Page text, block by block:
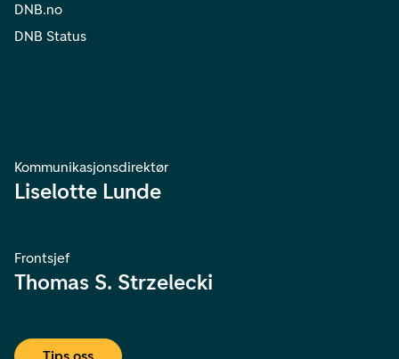
DNB.no
DNB Status
Kommunikasjonsdirektør
Liselotte Lunde
Frontsjef
Thomas S. Strzelecki